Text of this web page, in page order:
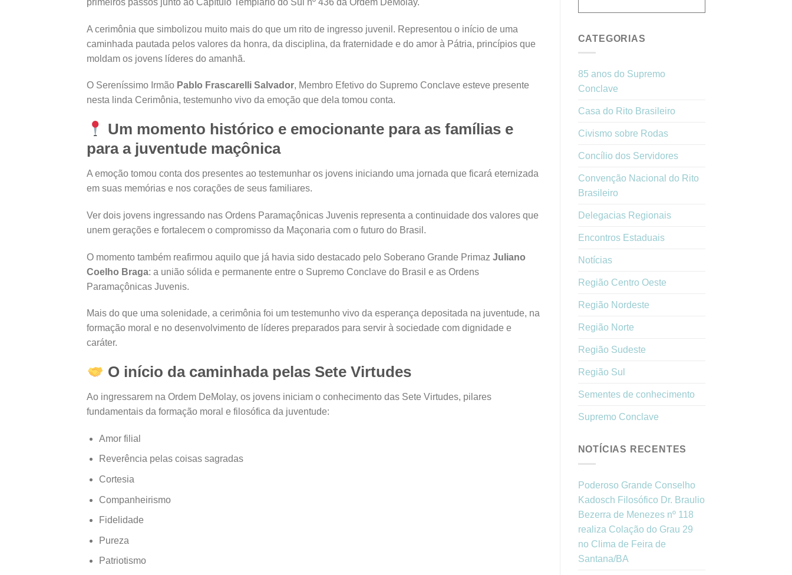
A cerimônia que simbolizou muito mais do que um rito de ingresso juvenil. Representou o início de uma
caminhada pautada pelos valores da honra, da disciplina, da fraternidade e do amor à Pátria, princípios que
moldam os jovens líderes do amanhã.
O Sereníssimo Irmão Pablo Frascarelli Salvador, Membro Efetivo do Supremo Conclave esteve presente
nesta linda Cerimônia, testemunho vivo da emoção que dela tomou conta.
Um momento histórico e emocionante para as famílias e
para a juventude maçônica
A emoção tomou conta dos presentes ao testemunhar os jovens iniciando uma jornada que ficará eternizada
em suas memórias e nos corações de seus familiares.
Ver dois jovens ingressando nas Ordens Paramaçônicas Juvenis representa a continuidade dos valores que
unem gerações e fortalecem o compromisso da Maçonaria com o futuro do Brasil.
O momento também reafirmou aquilo que já havia sido destacado pelo Soberano Grande Primaz Juliano
Coelho Braga: a união sólida e permanente entre o Supremo Conclave do Brasil e as Ordens
Paramaçônicas Juvenis.
Mais do que uma solenidade, a cerimônia foi um testemunho vivo da esperança depositada na juventude, na
formação moral e no desenvolvimento de líderes preparados para servir à sociedade com dignidade e
caráter.
O início da caminhada pelas Sete Virtudes
Ao ingressarem na Ordem DeMolay, os jovens iniciam o conhecimento das Sete Virtudes, pilares
fundamentais da formação moral e filosófica da juventude:
Amor filial
Reverência pelas coisas sagradas
Cortesia
Companheirismo
Fidelidade
Pureza
Patriotismo
CATEGORIAS
85 anos do Supremo
Conclave
Casa do Rito Brasileiro
Civismo sobre Rodas
Concílio dos Servidores
Convenção Nacional do Rito
Brasileiro
Delegacias Regionais
Encontros Estaduais
Notícias
Região Centro Oeste
Região Nordeste
Região Norte
Região Sudeste
Região Sul
Sementes de conhecimento
Supremo Conclave
NOTÍCIAS RECENTES
Poderoso Grande Conselho
Kadosch Filosófico Dr. Braulio
Bezerra de Menezes nº 118
realiza Colação do Grau 29
no Clima de Feira de
Santana/BA